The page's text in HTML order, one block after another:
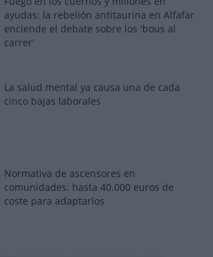
ayudas: la rebelión antitaurina en Alfafar
enciende el debate sobre los 'bous al
carrer'
La salud mental ya causa una de cada
cinco bajas laborales
Normativa de ascensores en
comunidades: hasta 40.000 euros de
coste para adaptarlos